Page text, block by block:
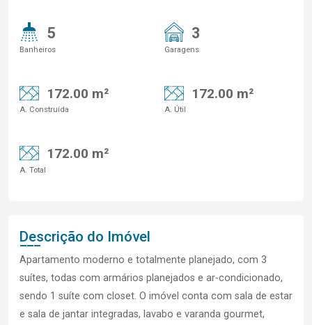
5
Banheiros
3
Garagens
172.00 m²
A. Construída
172.00 m²
A. Útil
172.00 m²
A. Total
Descrição do Imóvel
Apartamento moderno e totalmente planejado, com 3
suítes, todas com armários planejados e ar-condicionado,
sendo 1 suíte com closet. O imóvel conta com sala de estar
e sala de jantar integradas, lavabo e varanda gourmet,